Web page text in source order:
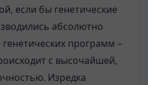
если бы генетические
абсолютно
программ –
с высочайшей,
Изредка